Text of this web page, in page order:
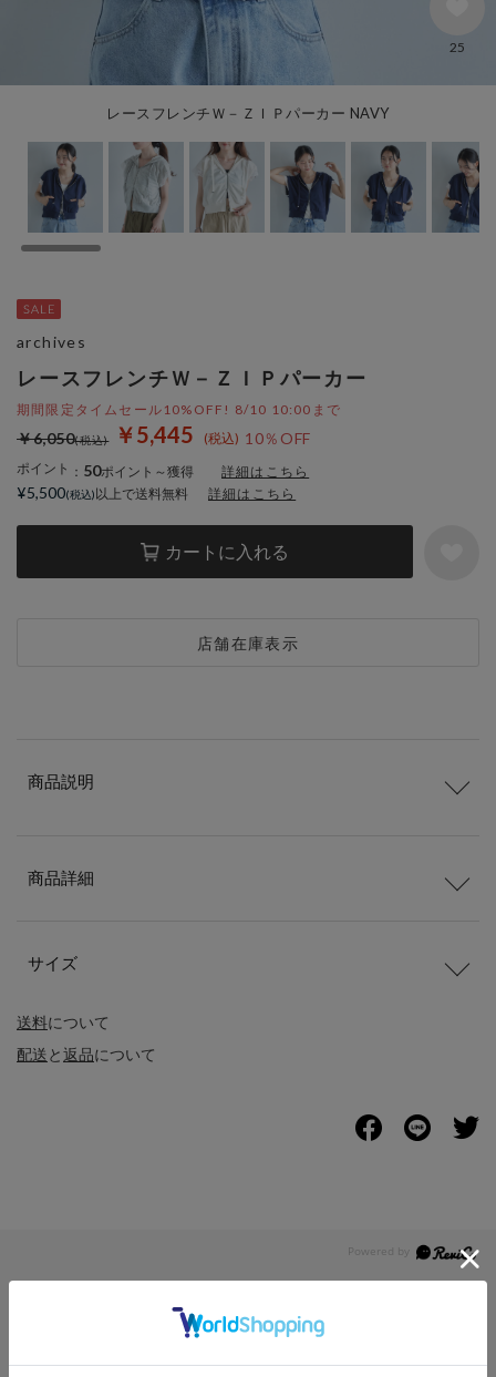
レースフレンチＷ－ＺＩＰパーカー NAVY
25
レースフレンチＷ－ＺＩＰパーカー
期間限定タイムセール10%OFF! 8/10 10:00まで
￥5,445 10％OFF
￥6,050
ポイント ： 50ポイント～獲得 詳細はこちら
カートに入れる
店舗在庫表示
archives
¥5,500 以上で送料無料 詳細はこちら
送料について
配送と返品について
商品説明
商品詳細
サイズ